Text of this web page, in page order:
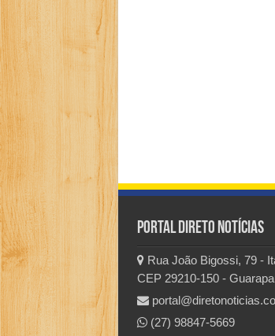
Portal Direto Notícias
Rua João Bigossi, 79 -
CEP 29210-150 -
(27) 98847-5669